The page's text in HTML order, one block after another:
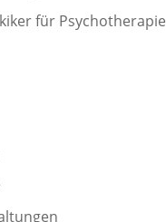
für Psychotherapie